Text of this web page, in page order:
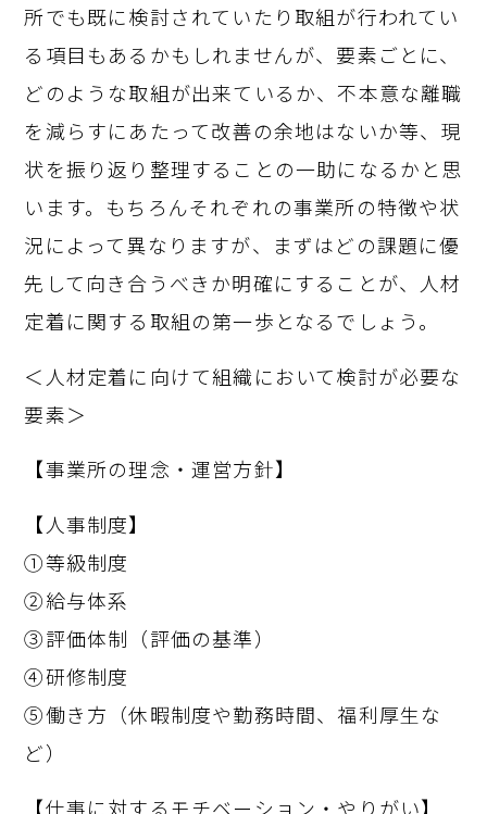
所でも既に検討されていたり取組が行われてい
る項目もあるかもしれませんが、要素ごとに、
どのような取組が出来ているか、不本意な離職
を減らすにあたって改善の余地はないか等、現
状を振り返り整理することの一助になるかと思
います。もちろんそれぞれの事業所の特徴や状
況によって異なりますが、まずはどの課題に優
先して向き合うべきか明確にすることが、人材
定着に関する取組の第一歩となるでしょう。
＜人材定着に向けて組織において検討が必要な
要素＞
【事業所の理念・運営方針】
【人事制度】
①等級制度
②給与体系
③評価体制（評価の基準）
④研修制度
⑤働き方（休暇制度や勤務時間、福利厚生な
ど）
【仕事に対するモチベーション・やりがい】